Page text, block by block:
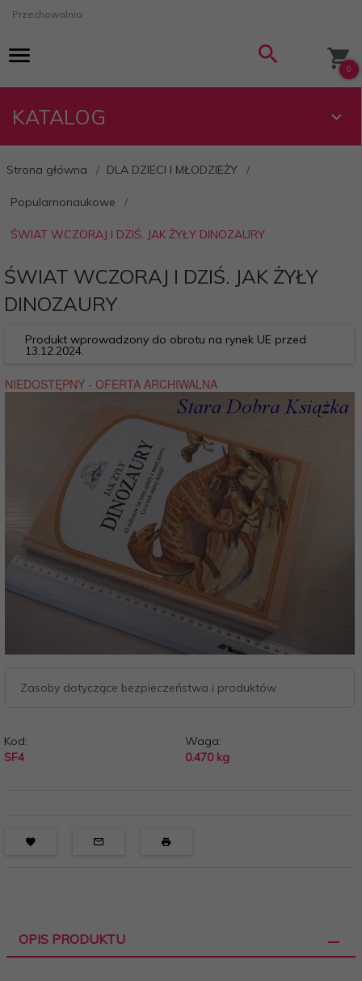
Przechowalnia
0
KATALOG
Strona główna DLA DZIECI I MŁODZIEŻY
Popularnonaukowe
ŚWIAT WCZORAJ I DZIŚ. JAK ŻYŁY DINOZAURY
ŚWIAT WCZORAJ I DZIŚ. JAK ŻYŁY
DINOZAURY
Produkt wprowadzony do obrotu na rynek UE przed
13.12.2024.
Zasoby dotyczące bezpieczeństwa i produktów
Kod:
SF4
Waga:
0.470 kg
OPIS PRODUKTU